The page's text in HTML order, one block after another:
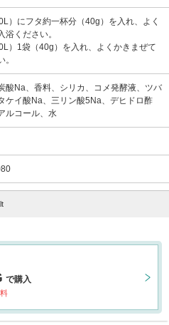
）にフタ約一杯分（40g）を入れ、よく
浴ください。
）1袋（40g）を入れ、よくかきまぜて
酸Na、香料、シリカ、コメ発酵液、ツバ
ケイ酸Na、三リン酸5Na、デヒドロ酢
ルコール、水​
で購入